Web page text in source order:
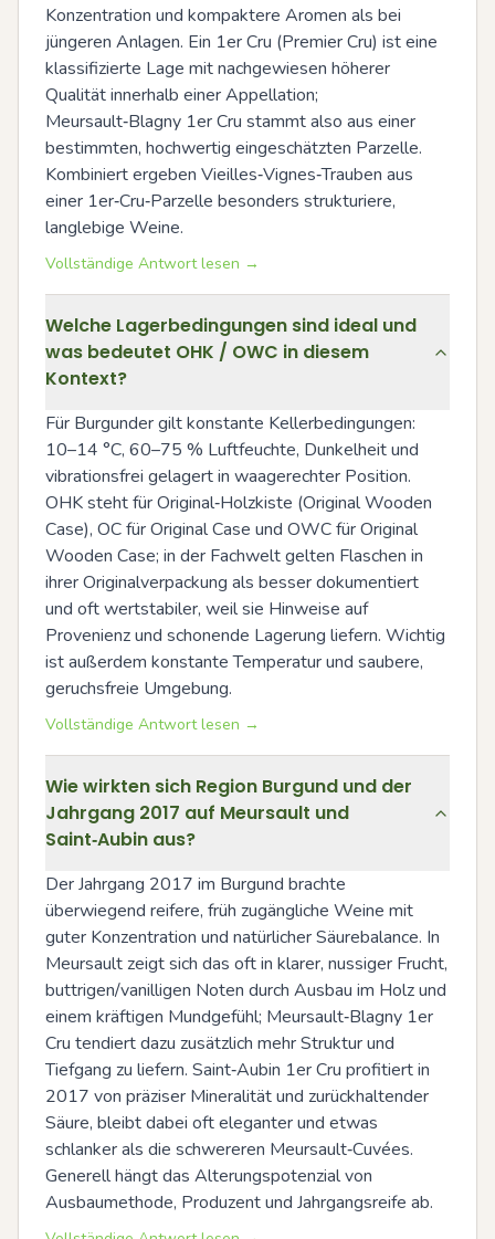
Konzentration und kompaktere Aromen als bei
jüngeren Anlagen. Ein 1er Cru (Premier Cru) ist eine
klassifizierte Lage mit nachgewiesen höherer
Qualität innerhalb einer Appellation;
Meursault‑Blagny 1er Cru stammt also aus einer
bestimmten, hochwertig eingeschätzten Parzelle.
Kombiniert ergeben Vieilles‑Vignes‑Trauben aus
einer 1er‑Cru‑Parzelle besonders strukturiere,
langlebige Weine.
Vollständige Antwort lesen →
Welche Lagerbedingungen sind ideal und
was bedeutet OHK / OWC in diesem
Kontext?
Für Burgunder gilt konstante Kellerbedingungen:
10–14 °C, 60–75 % Luftfeuchte, Dunkelheit und
vibrationsfrei gelagert in waagerechter Position.
OHK steht für Original‑Holzkiste (Original Wooden
Case), OC für Original Case und OWC für Original
Wooden Case; in der Fachwelt gelten Flaschen in
ihrer Originalverpackung als besser dokumentiert
und oft wertstabiler, weil sie Hinweise auf
Provenienz und schonende Lagerung liefern. Wichtig
ist außerdem konstante Temperatur und saubere,
geruchsfreie Umgebung.
Vollständige Antwort lesen →
Wie wirkten sich Region Burgund und der
Jahrgang 2017 auf Meursault und
Saint‑Aubin aus?
Der Jahrgang 2017 im Burgund brachte
überwiegend reifere, früh zugängliche Weine mit
guter Konzentration und natürlicher Säurebalance. In
Meursault zeigt sich das oft in klarer, nussiger Frucht,
buttrigen/vanilligen Noten durch Ausbau im Holz und
einem kräftigen Mundgefühl; Meursault‑Blagny 1er
Cru tendiert dazu zusätzlich mehr Struktur und
Tiefgang zu liefern. Saint‑Aubin 1er Cru profitiert in
2017 von präziser Mineralität und zurückhaltender
Säure, bleibt dabei oft eleganter und etwas
schlanker als die schwereren Meursault‑Cuvées.
Generell hängt das Alterungspotenzial von
Ausbaumethode, Produzent und Jahrgangsreife ab.